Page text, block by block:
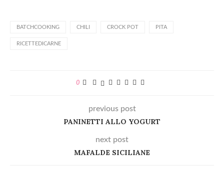
BATCHCOOKING CHILI CROCK POT PITA
RICETTEDICARNE
0
previous post
PANINETTI ALLO YOGURT
next post
MAFALDE SICILIANE